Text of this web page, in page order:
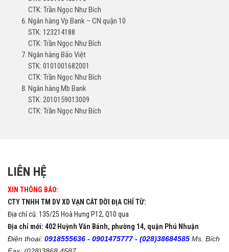
CTK: Trần Ngọc Như Bích
Ngân hàng Vp Bank – CN quận 10
STK: 123214188
CTK: Trần Ngọc Như Bích
Ngân hàng Bảo Việt
STK: 0101001682001
CTK: Trần Ngọc Như Bích
Ngân hàng Mb Bank
STK: 2010159013009
CTK: Trần Ngọc Như Bích
LIÊN HỆ
XIN THÔNG BÁO:
CTY TNHH TM DV XD VẠN CÁT DỜI ĐỊA CHỈ TỪ:
Địa chỉ cũ: 135/25 Hoà Hưng P12, Q10 qua
Địa chỉ mới: 402 Huỳnh Văn Bánh, phường 14, quận Phú Nhuận
Điện thoại: 0918555636 - 0901475777 - (028)38684585 Ms. Bích